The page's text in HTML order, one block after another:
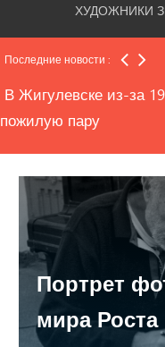
ХУДОЖНИКИ
Последние новости :
Выходные в области
В Жигулевске из-за
пожилую пару
сразу 38 уголовных дел
Стала известна
По части обманутых
попала в число
Портрет
мира Роста